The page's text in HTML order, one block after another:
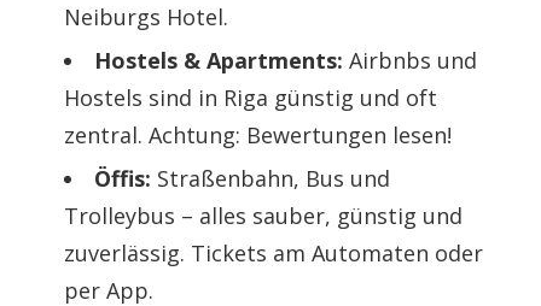
Neiburgs Hotel.
Hostels & Apartments: Airbnbs und
Hostels sind in Riga günstig und oft
zentral. Achtung: Bewertungen lesen!
Öffis: Straßenbahn, Bus und
Trolleybus – alles sauber, günstig und
zuverlässig. Tickets am Automaten oder
per App.